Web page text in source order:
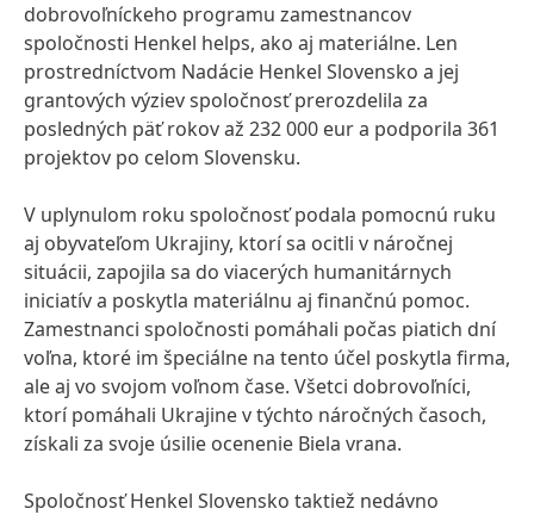
dobrovoľníckeho programu zamestnancov
spoločnosti Henkel helps, ako aj materiálne. Len
prostredníctvom Nadácie Henkel Slovensko a jej
grantových výziev spoločnosť prerozdelila za
posledných päť rokov až 232 000 eur a podporila 361
projektov po celom Slovensku.
V uplynulom roku spoločnosť podala pomocnú ruku
aj obyvateľom Ukrajiny, ktorí sa ocitli v náročnej
situácii, zapojila sa do viacerých humanitárnych
iniciatív a poskytla materiálnu aj finančnú pomoc.
Zamestnanci spoločnosti pomáhali počas piatich dní
voľna, ktoré im špeciálne na tento účel poskytla firma,
ale aj vo svojom voľnom čase. Všetci dobrovoľníci,
ktorí pomáhali Ukrajine v týchto náročných časoch,
získali za svoje úsilie ocenenie Biela vrana.
Spoločnosť Henkel Slovensko taktiež nedávno